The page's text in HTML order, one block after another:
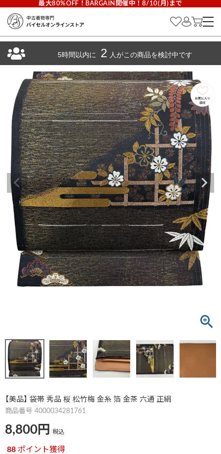
最大80%OFF！BARGAIN開催中！8/10(月)まで
【美品】 袋帯 秀品 桜 松竹梅 金糸 箔 金茶 六通 正絹
商品番号 4000034281761
8,800 税込
88 ポイント獲得
5時間以内に 2 人がこの商品を検討中です